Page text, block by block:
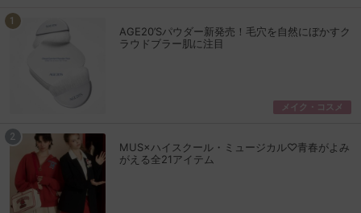
AGE20’Sパウダー新発売！毛穴を自然にぼかすク
ラウドブラー肌に注目
メイク・コスメ
MUS×ハイスクール・ミュージカル♡青春がよみ
がえる全21アイテム